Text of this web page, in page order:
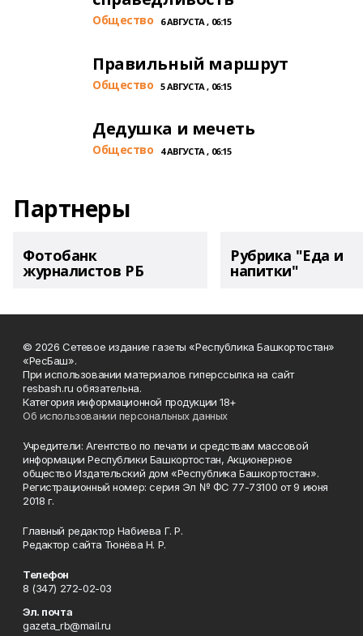
Общество 6 АВГУСТА , 06:15
Правильный маршрут
Общество 5 АВГУСТА , 06:15
Дедушка и мечеть
Общество 4 АВГУСТА , 06:15
Партнеры
Фотобанк
журналистов РБ
Рубрика "Еда и
напитки"
© 2026 Сетевое издание газеты «Республика Башкортостан»
«РесБаш».
При использовании материалов гиперссылка на сайт
resbash.ru обязательна.
Категория информационной продукции 18+
Об использовании персональных данных
Учредители: Агентство по печати и средствам массовой
информации Республики Башкортостан, Акционерное
общество Издательский дом «Республика Башкортостан».
Регистрационный номер: серия Эл № ФС 77-73100 от 9 июня
2018 г.
Главный редактор Набиева Г. Р.
Редактор сайта Тюнёва Н. Р.
Телефон
8 (347) 272-02-03
Эл. почта
gazeta_rb@mail.ru